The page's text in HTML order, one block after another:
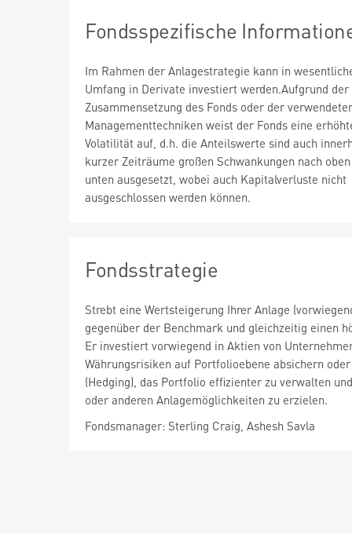
Fondsspezifische
Im Rahmen der Anlagestrategie kann in
Umfang in Derivate investiert werden.Aufgrund der
Zusammensetzung des Fonds oder der
Managementtechniken weist der Fonds eine
Volatilität auf, d.h. die Anteilswerte sind auch
kurzer Zeiträume großen Schwankungen nach
unten ausgesetzt, wobei auch Kapitalverluste nicht
ausgeschlossen werden können.
Fondsstrategie
Strebt eine Wertsteigerung Ihrer Anlage
gegenüber der Benchmark und gleichzeitig einen
Er investiert vorwiegend in Aktien von
Währungsrisiken auf Portfolioebene absichern
(Hedging), das Portfolio effizienter zu verwalten
oder anderen Anlagemöglichkeiten zu erzielen.
Fondsmanager: Sterling Craig, Ashesh Savla